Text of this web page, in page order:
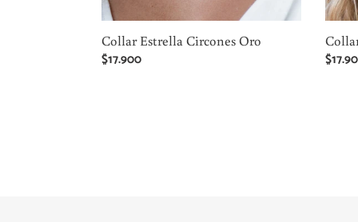
Collar Estrella Circones Oro
Precio
$17.900
Precio